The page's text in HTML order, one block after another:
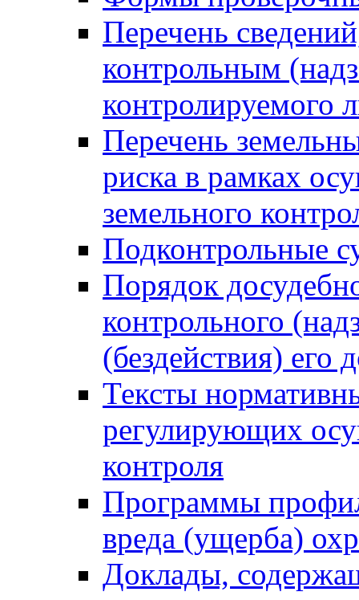
Перечень
контрольным
контролируемого
Перечень
риска в рамках
земельного
Подконтрольные
Порядок
контрольного
(бездействия)
Тексты
регулирующих
контроля
Программы
вреда (ущерба)
Доклады,